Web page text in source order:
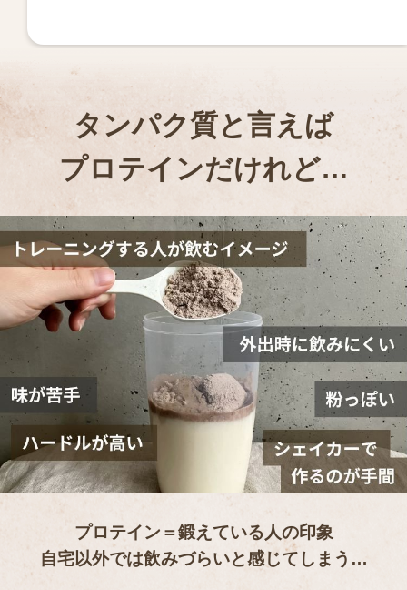
タンパク質と言えば
プロテインだけれど…
プロテイン＝鍛えている人の印象
自宅以外では飲みづらいと感じてしまう…